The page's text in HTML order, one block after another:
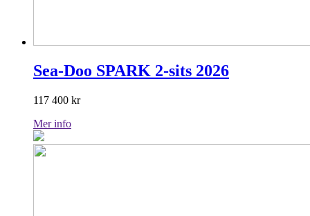
Sea-Doo SPARK 2-sits 2026
117 400 kr
Mer info